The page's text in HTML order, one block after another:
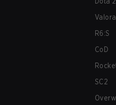
R6:S
CoD
SC2